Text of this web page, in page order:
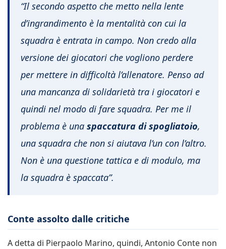
“Il secondo aspetto che metto nella lente
d’ingrandimento è la mentalità con cui la
squadra è entrata in campo. Non credo alla
versione dei giocatori che vogliono perdere
per mettere in difficoltà l’allenatore. Penso ad
una mancanza di solidarietà tra i giocatori e
quindi nel modo di fare squadra. Per me il
problema è una spaccatura di spogliatoio,
una squadra che non si aiutava l’un con l’altro.
Non è una questione tattica e di modulo, ma
la squadra è spaccata”.
Conte assolto dalle critiche
A detta di Pierpaolo Marino, quindi, Antonio Conte non